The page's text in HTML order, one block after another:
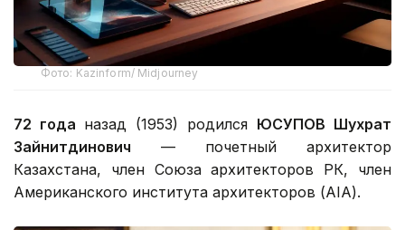
Фото: Kazinform/ Midjourney
72 года назад (1953) родился ЮСУПОВ Шухрат
Зайнитдинович — почетный архитектор
Казахстана, член Союза архитекторов РК, член
Американского института архитекторов (AIA).